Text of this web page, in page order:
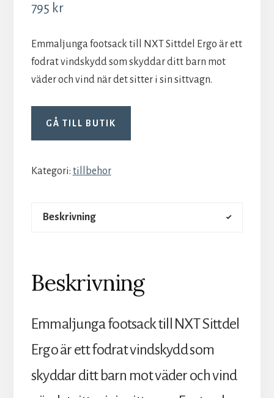
795 kr
Emmaljunga footsack till NXT Sittdel Ergo är ett
fodrat vindskydd som skyddar ditt barn mot
väder och vind när det sitter i sin sittvagn.
GÅ TILL BUTIK
Kategori: tillbehor
Beskrivning
Beskrivning
Emmaljunga footsack till NXT Sittdel
Ergo är ett fodrat vindskydd som
skyddar ditt barn mot väder och vind